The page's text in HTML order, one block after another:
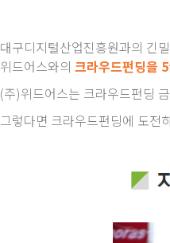
대구디지털산업진흥원과의 긴
위드어스와의 크라우드펀딩을
(주)위드어스는 크라우드펀딩
그렇다면 크라우드펀딩에 도전